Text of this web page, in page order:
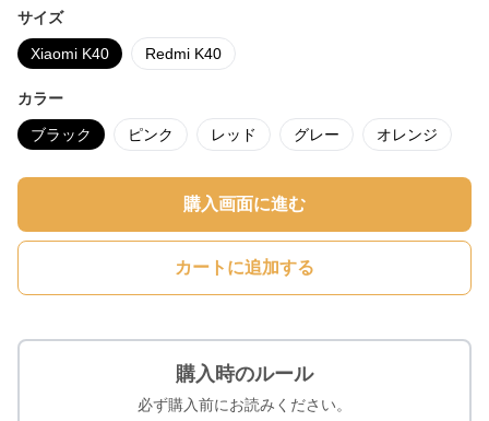
サイズ
Xiaomi K40 Redmi K40
カラー
ブラック ピンク レッド グレー オレンジ
購入画面に進む
カートに追加する
購入時のルール
必ず購入前にお読みください。